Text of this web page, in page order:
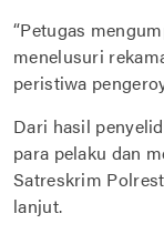
“Petugas
menelusuri
peristiwa
Dari hasil
para pelaku dan
Satreskrim
lanjut.